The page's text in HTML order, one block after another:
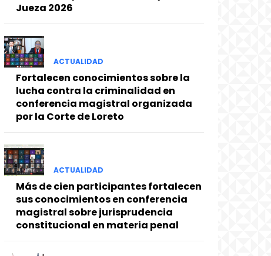
Jueza 2026
ACTUALIDAD
Fortalecen conocimientos sobre la
lucha contra la criminalidad en
conferencia magistral organizada
por la Corte de Loreto
ACTUALIDAD
Más de cien participantes fortalecen
sus conocimientos en conferencia
magistral sobre jurisprudencia
constitucional en materia penal